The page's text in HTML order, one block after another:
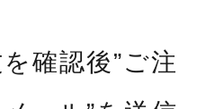
確認後”ご注